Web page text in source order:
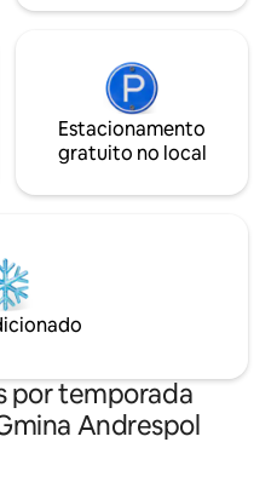
Estacionamento
gratuito no local
por temporada
Andrespol